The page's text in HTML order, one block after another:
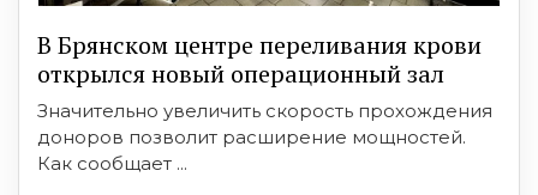
В Брянском центре переливания крови
открылся новый операционный зал
Значительно увеличить скорость прохождения
доноров позволит расширение мощностей.
Как сообщает ...